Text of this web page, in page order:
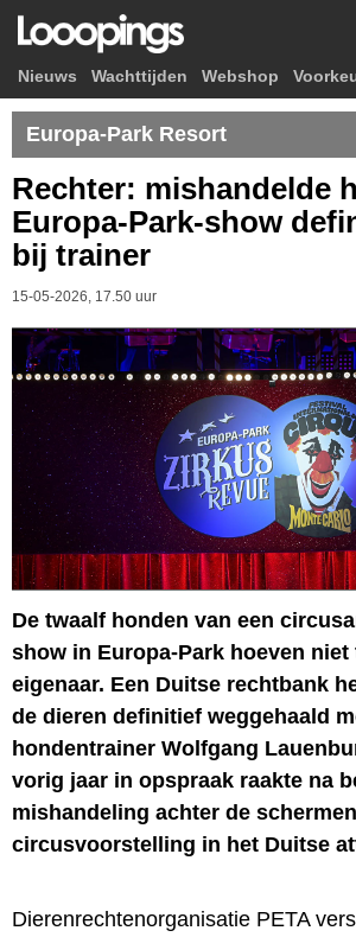
Nieuws Wachttijden Webshop
Europa-Park Resort
Rechter: mishandelde
Europa-Park-show
bij trainer
15-05-2026, 17.50 uur
De twaalf honden van een
show in Europa-Park hoeven niet
eigenaar. Een Duitse rechtbank
de dieren definitief weggehaald
hondentrainer Wolfgang
vorig jaar in opspraak raakte na
mishandeling achter de
circusvoorstelling in het Duitse
Dierenrechtenorganisatie PETA